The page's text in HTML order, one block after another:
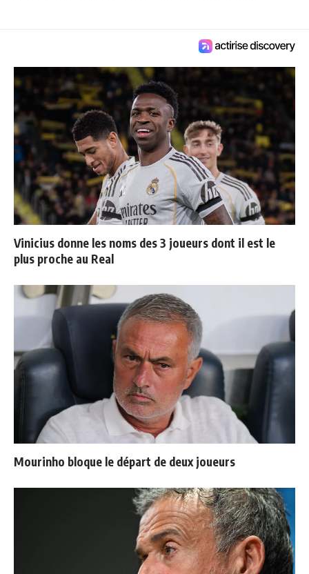
Vinicius donne les noms des 3 joueurs dont il est le
plus proche au Real
Mourinho bloque le départ de deux joueurs